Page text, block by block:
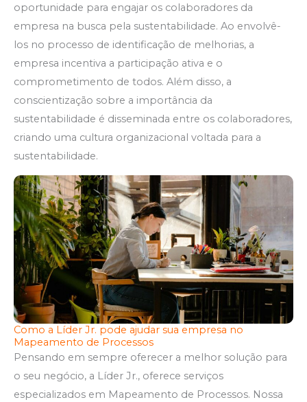
oportunidade para engajar os colaboradores da
empresa na busca pela sustentabilidade. Ao envolvê-
los no processo de identificação de melhorias, a
empresa incentiva a participação ativa e o
comprometimento de todos. Além disso, a
conscientização sobre a importância da
sustentabilidade é disseminada entre os colaboradores,
criando uma cultura organizacional voltada para a
sustentabilidade.
Como a Líder Jr. pode ajudar sua empresa no
Mapeamento de Processos
Pensando em sempre oferecer a melhor solução para
o seu negócio, a Líder Jr., oferece serviços
especializados em Mapeamento de Processos. Nossa